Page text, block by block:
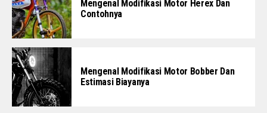
Mengenal Modifikasi Motor Herex Dan
Contohnya
Mengenal Modifikasi Motor Bobber Dan
Estimasi Biayanya